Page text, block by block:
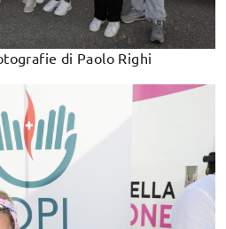
di Paolo Righi